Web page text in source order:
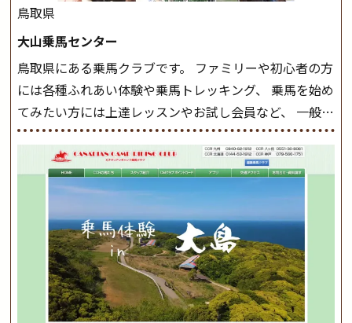
したら、 次は部班にて駈歩を含めた誘導練習を行いま
しょう。 ステップクラス ホップクラスまでに練習した
まとめをします。 三種歩法をマスターし、ワンランク上
の扶助操作や誘導方法を身につけましょう。 注意事項
◆馬場使用状況により、使用する馬場はこちらで決定い
たしますのでご了承ください ◆基本は雨天決行です
が、落雷・強風等のより、安全上急遽中止させていただ
く場合がございます。 ◆三木ホースランドパークの協議
会や講習会等により、一部レッスンが中止になる場合が
ございます。 その際、ご予約いただいている皆様には事
前にご連絡いたします。MIKIホーストレックのツアー
はこちら
鳥取県
大山乗馬センター
鳥取県にある乗馬クラブです。 ファミリーや初心者の方
には各種ふれあい体験や乗馬トレッキング、 乗馬を始め
てみたい方には上達レッスンやお試し会員など、 一般の
方に幅広くお楽しみいただける施設を目指しています。
また、お手軽（低価格）に会員になったり自分の馬を持
つことのできる乗馬クラブでもあり、 健康や趣味、スポ
ーツ競技として、老若男女様々な方が、日々乗馬をお楽
しみいただいています。 なお、ゴールデンウィークと夏
休み期間中は無休で営業していますので、ぜひご家族で
お越しください！大山乗馬センターの紹介記事はこち